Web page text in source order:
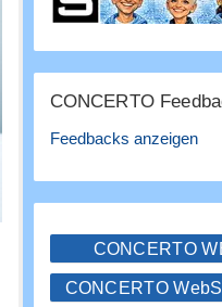
CONCERTO
Feedbacks anzeigen
CONCERTO
CONCERTO